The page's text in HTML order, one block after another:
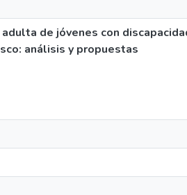
de jóvenes con
análisis y propuestas